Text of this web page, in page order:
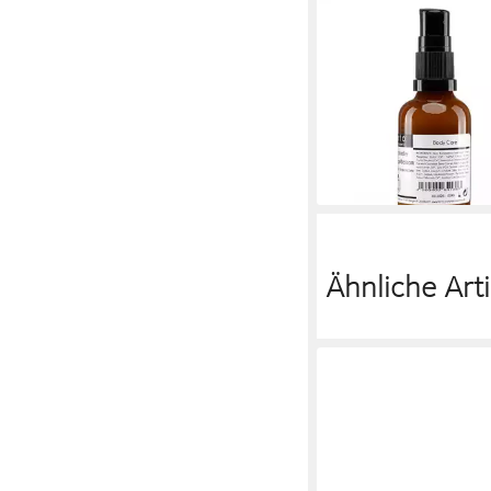
MYRTO NATURKOSMETIK
Fußlotion
Nagelbalsam – bei
Ekzeme,
Fußpilz & Nagelpilz,
(587,76 €/ 1 l)
lieferbar - in 2-3
Ähnliche